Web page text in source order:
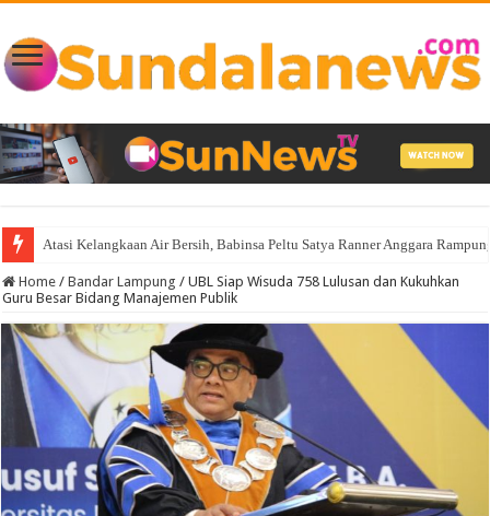
Atasi Kelangkaan Air Bersih, Babinsa Peltu Satya Ranner Anggara
Home / Bandar Lampung / UBL Siap Wisuda 758 Lulusan dan Kukuhkan
Guru Besar Bidang Manajemen Publik